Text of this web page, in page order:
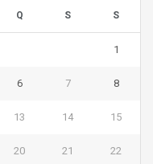
Q S S
1
6 7 8
13 14 15
20 21 22